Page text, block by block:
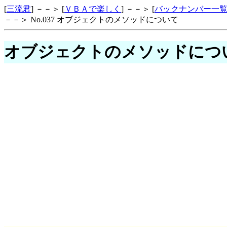
[三流君] －－＞ [ＶＢＡで楽しく ] －－＞ [バックナンバー一覧
－－＞ No.037 オブジェクトのメソッドについて
オブジェクトのメソッドにつ